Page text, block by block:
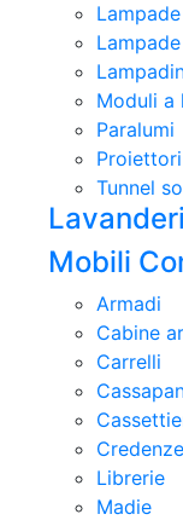
Moduli a
Paralumi
Proiettori
Tunnel
Mobili
Armadi
Cabine
Carrelli
Credenze
Librerie
Madie